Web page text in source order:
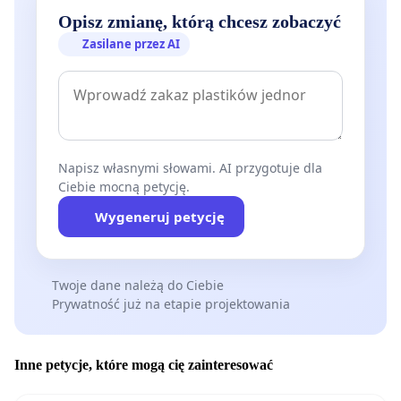
Opisz zmianę, którą chcesz zobaczyć
Zasilane przez AI
Napisz własnymi słowami. AI przygotuje dla
Ciebie mocną petycję.
Wygeneruj petycję
Twoje dane należą do Ciebie
Prywatność już na etapie projektowania
Inne petycje, które mogą cię zainteresować